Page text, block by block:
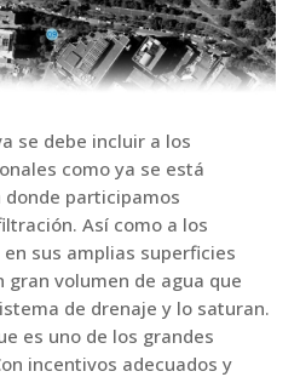
se debe incluir a los
como ya se está
donde participamos
Así como a los
sus amplias superficies
volumen de agua que
de drenaje y lo saturan.
es uno de los grandes
incentivos adecuados y